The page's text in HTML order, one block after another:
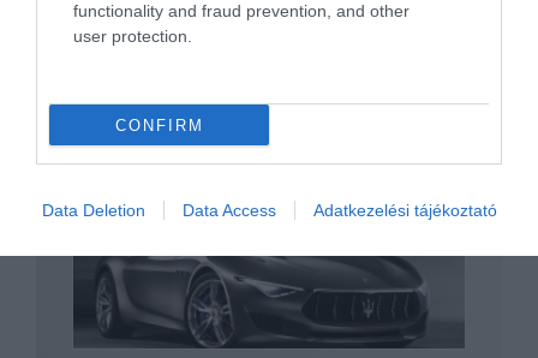
functionality and fraud prevention, and other
user protection.
CONFIRM
Data Deletion Data Access Adatkezelési tájékoztató
Maserati Alfieri: viszlát V8, helló
elektromotor!